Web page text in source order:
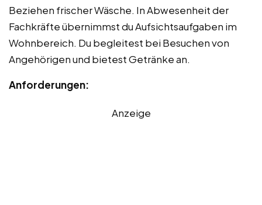
Beziehen frischer Wäsche. In Abwesenheit der
Fachkräfte übernimmst du Aufsichtsaufgaben im
Wohnbereich. Du begleitest bei Besuchen von
Angehörigen und bietest Getränke an.
Anforderungen:
Anzeige